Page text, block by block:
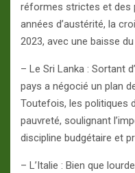
réformes strictes et des
années d’austérité, la
2023, avec une baisse
– Le Sri Lanka : Sortant
pays a négocié un plan
Toutefois, les politiques
pauvreté, soulignant
discipline budgétaire et
– L’Italie : Bien que